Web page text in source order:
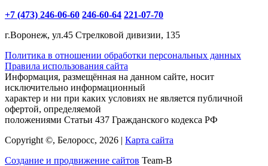
+7 (473) 246-06-60 246-60-64 221-07-70
г.Воронеж, ул.45 Стрелковой дивизии, 135
Политика в отношении обработки персональных данных
Правила использования сайта
Информация, размещённая на данном сайте, носит
исключительно информационный
характер и ни при каких условиях не является публичной
офертой, определяемой
положениями Статьи 437 Гражданского кодекса РФ
Copyright ©, Белоросс, 2026 | Карта сайта
Создание и продвижение сайтов Team-B